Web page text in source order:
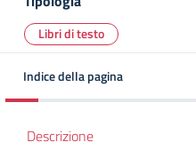
Libri di testo
Indice della pagina
Descrizione